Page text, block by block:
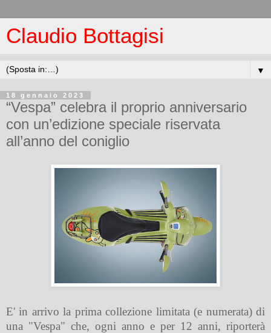
Claudio Bottagisi
▼
18 gennaio 2023
“Vespa” celebra il proprio anniversario
con un’edizione speciale riservata
all’anno del coniglio
E' in arrivo la prima collezione limitata (e numerata) di
una "Vespa" che, ogni anno e per 12 anni, riporterà